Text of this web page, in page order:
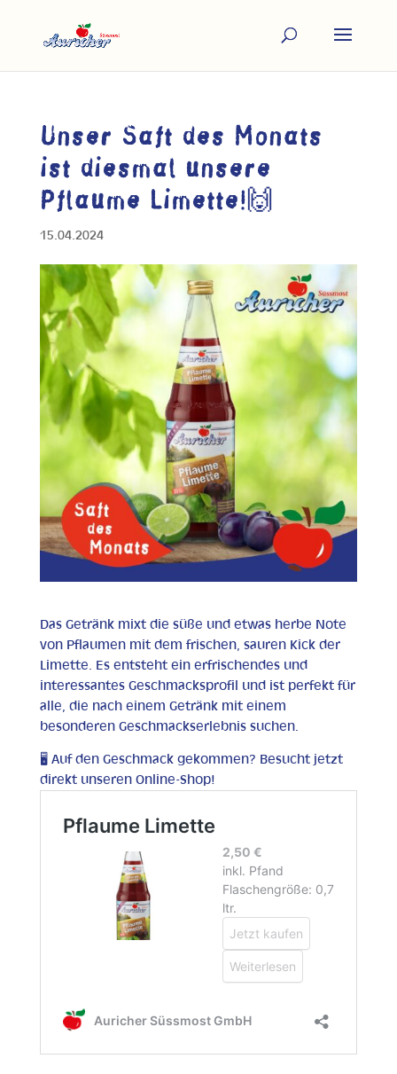
Unser Saft des Monats
ist diesmal unsere
Pflaume Limette!🙌
15.04.2024
Das Getränk mixt die süße und etwas herbe Note
von Pflaumen mit dem frischen, sauren Kick der
Limette. Es entsteht ein erfrischendes und
interessantes Geschmacksprofil und ist perfekt für
alle, die nach einem Getränk mit einem
besonderen Geschmackserlebnis suchen.
🖥 Auf den Geschmack gekommen? Besucht jetzt
direkt unseren Online-Shop!